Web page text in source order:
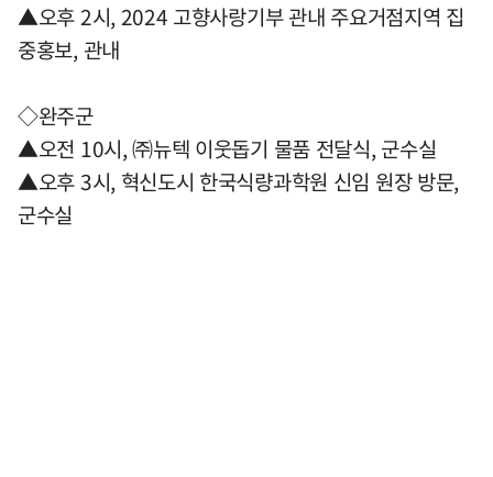
▲오후 2시, 2024 고향사랑기부 관내 주요거점지역 집
중홍보, 관내
◇완주군
▲오전 10시, ㈜뉴텍 이웃돕기 물품 전달식, 군수실
▲오후 3시, 혁신도시 한국식량과학원 신임 원장 방문,
군수실